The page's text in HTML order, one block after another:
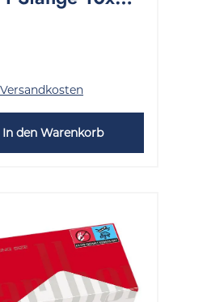
In den Warenkorb